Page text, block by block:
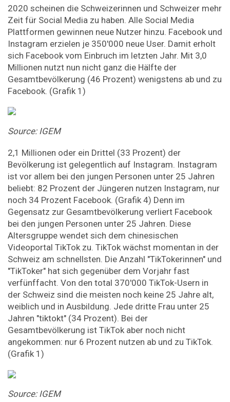
2020 scheinen die Schweizerinnen und Schweizer mehr
Zeit für Social Media zu haben. Alle Social Media
Plattformen gewinnen neue Nutzer hinzu. Facebook und
Instagram erzielen je 350'000 neue User. Damit erholt
sich Facebook vom Einbruch im letzten Jahr. Mit 3,0
Millionen nutzt nun nicht ganz die Hälfte der
Gesamtbevölkerung (46 Prozent) wenigstens ab und zu
Facebook. (Grafik 1)
Source: IGEM
2,1 Millionen oder ein Drittel (33 Prozent) der
Bevölkerung ist gelegentlich auf Instagram. Instagram
ist vor allem bei den jungen Personen unter 25 Jahren
beliebt: 82 Prozent der Jüngeren nutzen Instagram, nur
noch 34 Prozent Facebook. (Grafik 4) Denn im
Gegensatz zur Gesamtbevölkerung verliert Facebook
bei den jungen Personen unter 25 Jahren. Diese
Altersgruppe wendet sich dem chinesischen
Videoportal TikTok zu. TikTok wächst momentan in der
Schweiz am schnellsten. Die Anzahl "TikTokerinnen" und
"TikToker" hat sich gegenüber dem Vorjahr fast
verfünffacht. Von den total 370'000 TikTok-Usern in
der Schweiz sind die meisten noch keine 25 Jahre alt,
weiblich und in Ausbildung. Jede dritte Frau unter 25
Jahren "tiktokt" (34 Prozent). Bei der
Gesamtbevölkerung ist TikTok aber noch nicht
angekommen: nur 6 Prozent nutzen ab und zu TikTok.
(Grafik 1)
Source: IGEM